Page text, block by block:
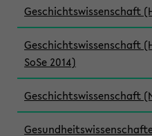
Geschichtswissenschaft
Geschichtswissenschaft
SoSe 2014)
Geschichtswissenschaft